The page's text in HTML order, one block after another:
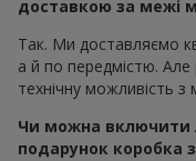
доставкою за межі
Так. Ми доставляємо
а й по передмістю.
технічну можливість
Чи можна включити
подарунок коробка